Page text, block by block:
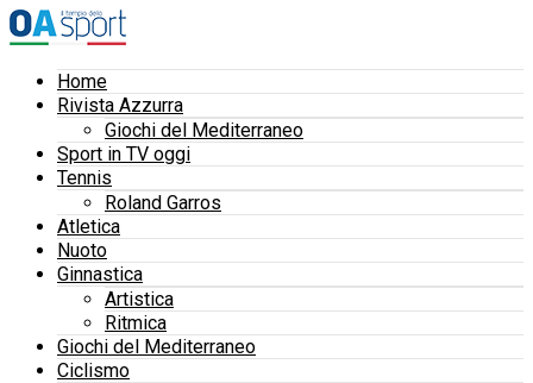
Home
Rivista Azzurra
Giochi del Mediterraneo
Sport in TV oggi
Tennis
Roland Garros
Atletica
Nuoto
Ginnastica
Artistica
Ritmica
Giochi del Mediterraneo
Ciclismo